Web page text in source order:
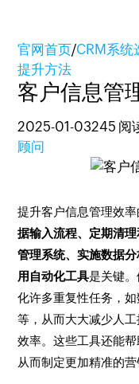
官网首页/CRM系统
提升方法
客户信息管
2025-01-03245 阅
顾问
提升客户信息管理效
据输入流程、定期清
管理系统、实施数据
用自动化工具是关键
化许多重复性任务，
等，从而大大减少人
效率。这些工具还能
从而制定更加精准的